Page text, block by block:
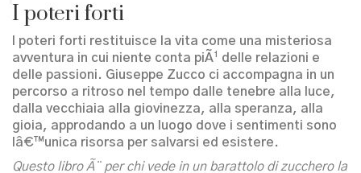
I poteri forti
I poteri forti restituisce la vita come una misteriosa
avventura in cui niente conta piÃ¹ delle relazioni e
delle passioni. Giuseppe Zucco ci accompagna in un
percorso a ritroso nel tempo dalle tenebre alla luce,
dalla vecchiaia alla giovinezza, alla speranza, alla
gioia, approdando a un luogo dove i sentimenti sono
lâ€™unica risorsa per salvarsi ed esistere.
Questo libro Ã¨ per chi vede in un barattolo di zucchero la